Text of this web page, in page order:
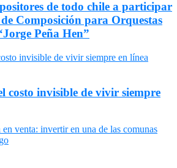
de todo chile a participar
Composición para Orquestas
Peña Hen”
costo invisible de vivir siempre